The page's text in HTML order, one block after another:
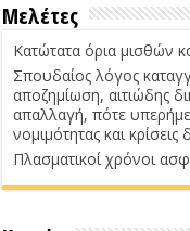
Μελέτες
Κατώτατα όρια μισθών
Σπουδαίος λόγος
αποζημίωση, αιτιώδης
απαλλαγή, πότε
νομιμότητας και κρίσεις
Πλασματικοί χρόνοι